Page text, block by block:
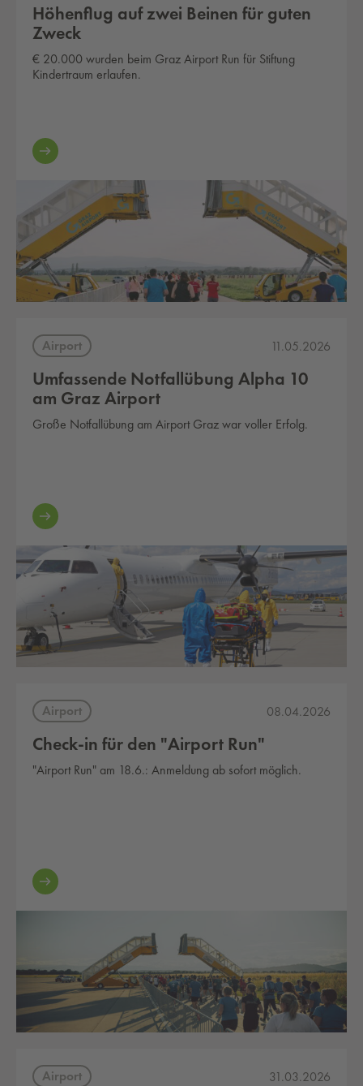
Höhenflug auf zwei Beinen für guten
Zweck
€ 20.000 wurden beim Graz Airport Run für Stiftung
Kindertraum erlaufen.
Airport 11.05.2026
Umfassende Notfallübung Alpha 10
am Graz Airport
Große Notfallübung am Airport Graz war voller Erfolg.
Airport 08.04.2026
Check-in für den "Airport Run"
"Airport Run" am 18.6.: Anmeldung ab sofort möglich.
Airport 31.03.2026